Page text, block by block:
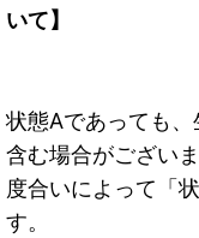
いて】
状態Aであっても
含む場合がござい
度合いによって「
す。